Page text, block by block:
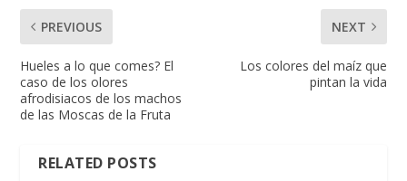
PREVIOUS
Hueles a lo que comes? El
caso de los olores
afrodisiacos de los machos
de las Moscas de la Fruta
NEXT
Los colores del maíz que
pintan la vida
RELATED POSTS